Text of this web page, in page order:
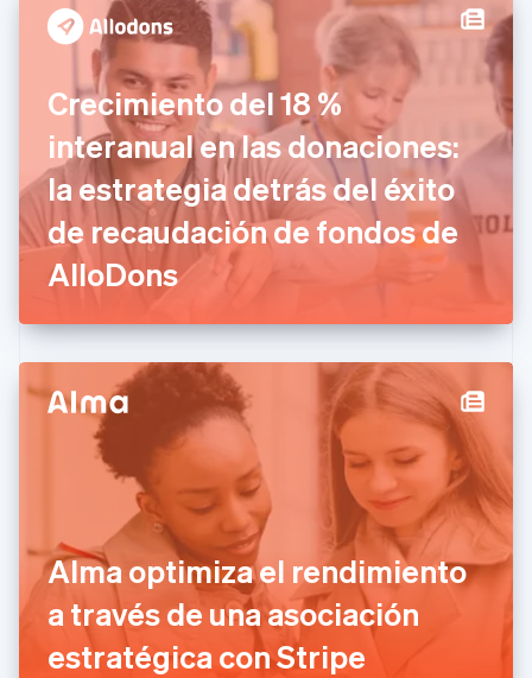
Crecimiento del 18 %
interanual en las donaciones:
la estrategia detrás del éxito
de recaudación de fondos de
AlloDons
Alma optimiza el rendimiento
a través de una asociación
estratégica con Stripe
简体中文
Chipre
English
Croacia
English Italiano
Dinamarca
English
Emiratos Árabes Unidos
English
Eslovaquia
Eslovenia
Italiano
España
Estados Unidos
EnglishEspañol 简体中文
Estonia
English
Finlandia
Svenska
Français English
Gibraltar
English
Grecia
English
Hungría